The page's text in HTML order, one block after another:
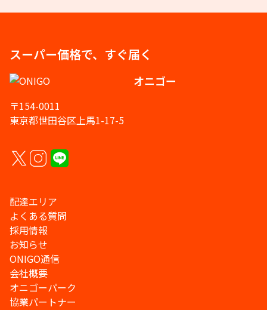
スーパー価格で、すぐ届く
オニゴー
〒154-0011
東京都世田谷区上馬1-17-5
配達エリア
よくある質問
採用情報
お知らせ
ONIGO通信
会社概要
オニゴーパーク
協業パートナー